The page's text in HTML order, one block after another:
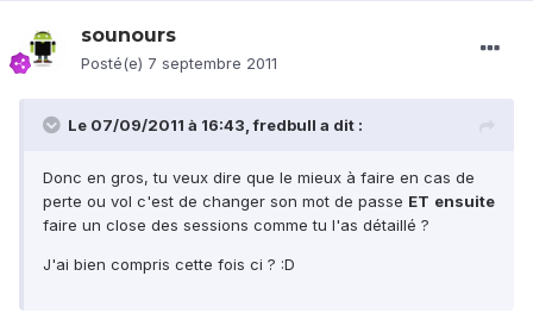
sounours
Posté(e) 7 septembre 2011
Le 07/09/2011 à 16:43, fredbull a dit :
Donc en gros, tu veux dire que le mieux à faire en cas de
perte ou vol c'est de changer son mot de passe ET ensuite
faire un close des sessions comme tu l'as détaillé ?
J'ai bien compris cette fois ci ? :D